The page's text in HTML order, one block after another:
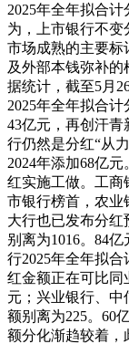
2025年全年拟合
为，上市银行不
市场成熟的主要标
及外部本钱弥补的
据统计，截至5月
2025年全年拟合计
43亿元，再创汗青
行仍然是分红“从
2024年添加68亿
红实施工做。工商
市银行榜首，农业
大行也已发布分
别离为1016。84
行2025年全年拟
红金额正在可比同
元；兴业银行、中
额别离为225。60
额分化渐趋较着，